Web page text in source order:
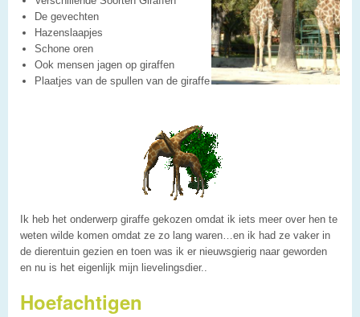
De gevechten
Hazenslaapjes
Schone oren
Ook mensen jagen op giraffen
Plaatjes van de spullen van de giraffe
Ik heb het onderwerp giraffe gekozen omdat ik iets meer over hen te
weten wilde komen omdat ze zo lang waren…en ik had ze vaker in
de dierentuin gezien en toen was ik er nieuwsgierig naar geworden
en nu is het eigenlijk mijn lievelingsdier..
Hoefachtigen